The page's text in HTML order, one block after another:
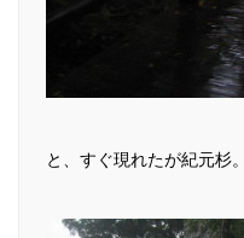
と、すぐ現れたが紀元杉。